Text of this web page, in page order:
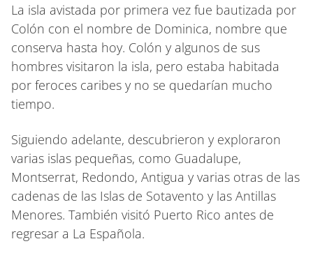
La isla avistada por primera vez fue bautizada por
Colón con el nombre de Dominica, nombre que
conserva hasta hoy. Colón y algunos de sus
hombres visitaron la isla, pero estaba habitada
por feroces caribes y no se quedarían mucho
tiempo.
Siguiendo adelante, descubrieron y exploraron
varias islas pequeñas, como Guadalupe,
Montserrat, Redondo, Antigua y varias otras de las
cadenas de las Islas de Sotavento y las Antillas
Menores. También visitó Puerto Rico antes de
regresar a La Española.